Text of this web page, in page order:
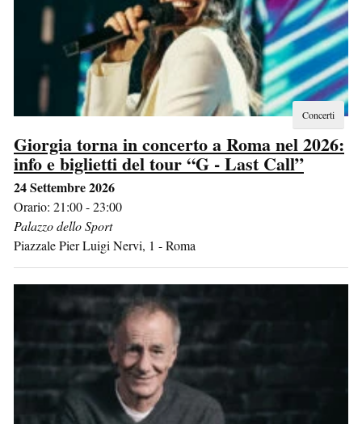
Concerti
Giorgia torna in concerto a Roma nel 2026:
info e biglietti del tour “G - Last Call”
24 Settembre 2026
Orario: 21:00 - 23:00
Palazzo dello Sport
Piazzale Pier Luigi Nervi, 1 -Roma